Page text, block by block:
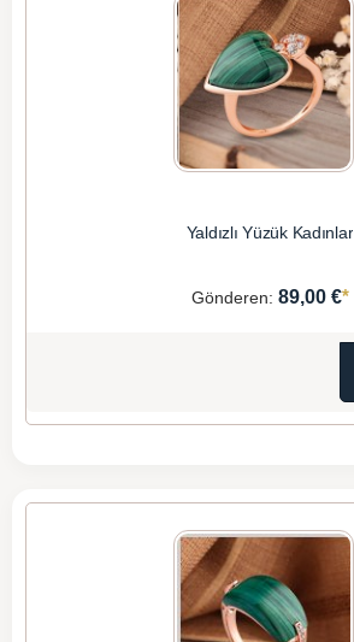
Yaldızlı Yüzük Kadınlar
Gönderen: 89,00 €*